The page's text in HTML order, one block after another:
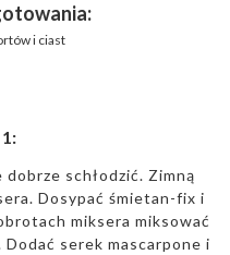
i ciast
schłodzić. Zimną
Dosypać śmietan-fix i
miksera miksować
serek mascarpone i